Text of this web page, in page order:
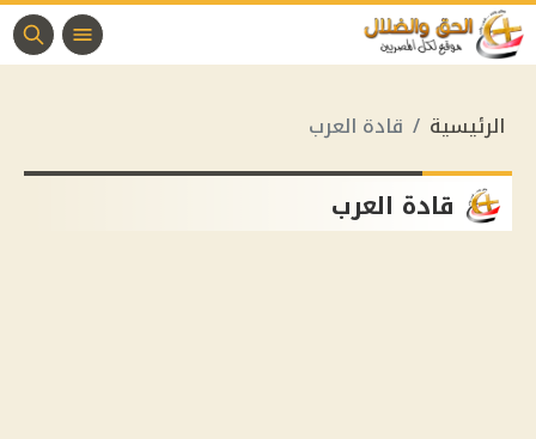
الرئيسية قادة العرب
قادة العرب